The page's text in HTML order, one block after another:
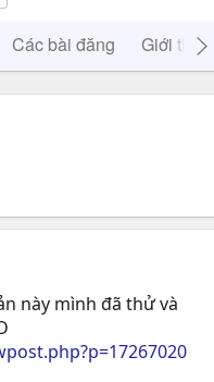
Các bài đăng Giới thiệu
này mình đã thử và